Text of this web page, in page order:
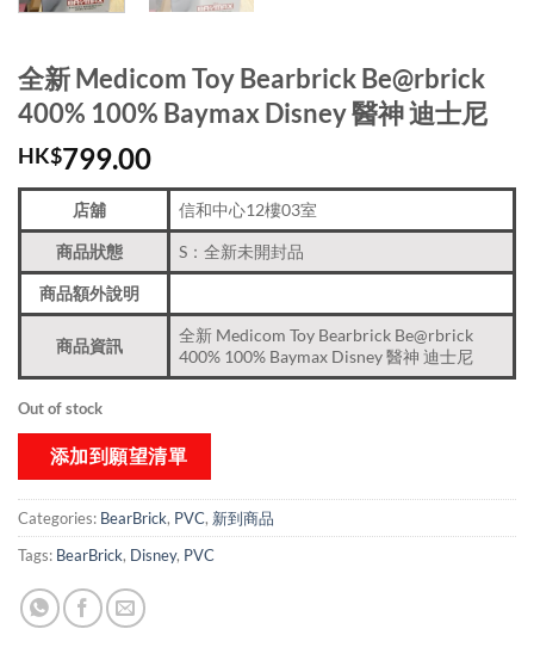
全新 Medicom Toy Bearbrick Be@rbrick
400% 100% Baymax Disney 醫神 迪士尼
HK$799.00
店舖 信和中心12樓03室
商品狀態 S：全新未開封品
商品額外說明
商品資訊
全新 Medicom Toy Bearbrick Be@rbrick
400% 100% Baymax Disney 醫神 迪士尼
Out of stock
添加到願望清單
Categories: BearBrick, PVC, 新到商品​
Tags: BearBrick, Disney, PVC